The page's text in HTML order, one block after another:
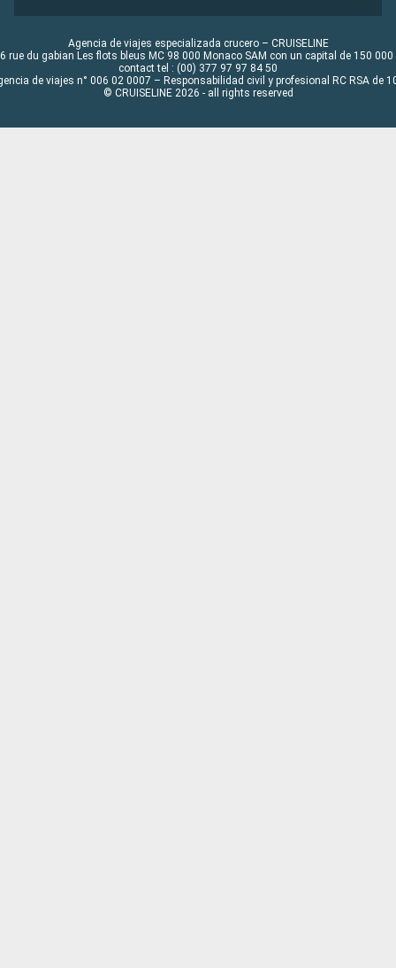
Agencia de viajes especializada crucero – CRUISELINE
rue du gabian Les flots bleus MC 98 000 Monaco SAM con un capital de 150 000
contact tel : (00) 377 97 97 84 50
de viajes n° 006 02 0007 – Responsabilidad civil y profesional RC RSA de
© CRUISELINE 2026 - all rights reserved